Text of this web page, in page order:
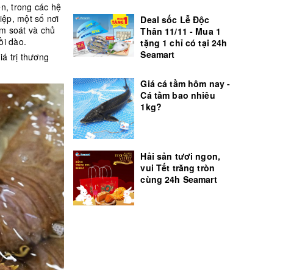
trong các hệ
một số nơi
soát và chủ
dào.
trị thương
Deal sốc Lễ Độc
Thân 11/11 - Mua 1
tặng 1 chỉ có tại 24h
Seamart
Giá cá tầm hôm nay -
Cá tầm bao nhiêu
1kg?
Hải sản tươi ngon,
vui Tết trăng tròn
cùng 24h Seamart